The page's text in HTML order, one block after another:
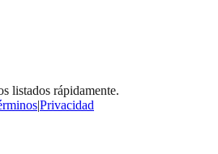
listados rápidamente.
|Privacidad